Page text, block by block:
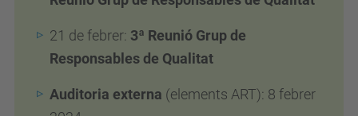
21 de febrer: 3ª Reunió Grup de
Responsables de Qualitat
Auditoria externa (elements ART): 8 febrer